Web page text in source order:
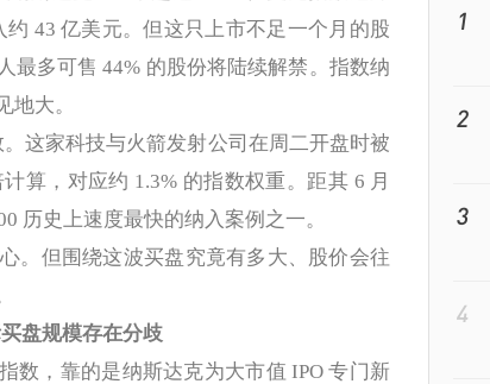
43 亿美元。但这只上市不足一个月的股
最多可售 44% 的股份将陆续解禁。指数纳
大。
这家科技与火箭发射公司在周二开盘时被
算，对应约 1.3% 的指数权重。距其 6 月
历史上速度最快的纳入案例之一。
但围绕这波买盘究竟有多大、股价会往
盘规模存在分歧
，靠的是纳斯达克为大市值 IPO 专门新
1
2
3
4